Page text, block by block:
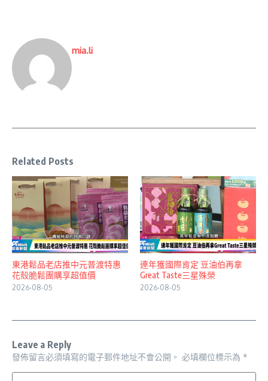
mia.li
Related Posts
東港鬆品老店推中元普渡特惠
花殼脆鬆團購享超值價
2026-08-05
連年獲國際肯定 豆油伯再拿
Great Taste三星殊榮
2026-08-05
Leave a Reply
發佈留言必須填寫的電子郵件地址不會公開。 必填欄位標示為 *